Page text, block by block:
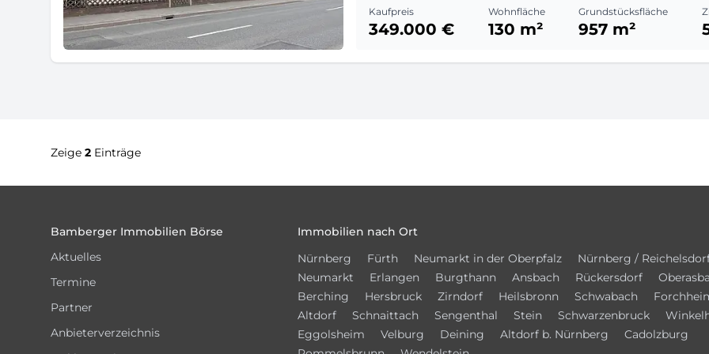
Kaufpreis
349.000 €
Wohnfläche
130 m²
Grundstücksfläche
957 m²
Zeige 2 Einträge
Bamberger Immobilien Börse
Aktuelles
Termine
Partner
Anbieterverzeichnis
Immobilien nach Ort
Nürnberg
Fürth Neumarkt in der Oberpfalz Nürnberg /
Neumarkt
Erlangen Burgthann Ansbach Rückersdorf
Berching
Hersbruck Zirndorf Heilsbronn Schwabach
Altdorf
Schnaittach Sengenthal Stein Schwarzenbruck
Eggolsheim
Velburg Deining Altdorf b. Nürnberg
Cadolzburg